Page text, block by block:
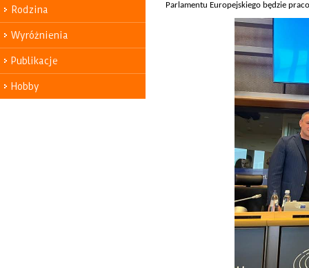
Rodzina
Wyróżnienia
Publikacje
Hobby
Parlamentu Europejskiego będzie